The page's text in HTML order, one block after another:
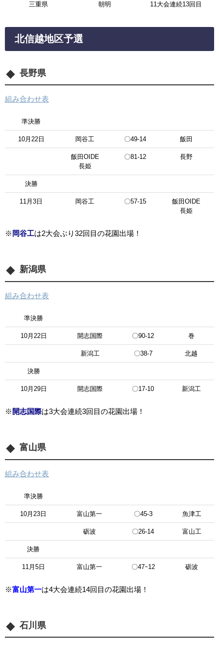
三重県 朝明 11大会連続13回目
北信越地区予選
長野県
組み合わせ表
準決勝
10月22日 岡谷工 〇49-14 飯田
飯田OIDE
長姫
〇81-12 長野
決勝
11月3日 岡谷工 〇57-15
飯田OIDE
長姫
※ 岡谷工は2大会ぶり32回目の花園出場！
新潟県
組み合わせ表
準決勝
10月22日 開志国際 〇90-12 巻
新潟工 〇38-7 北越
決勝
10月29日 開志国際 〇17-10 新潟工
※ 開志国際は3大会連続3回目の花園出場！
富山県
組み合わせ表
準決勝
10月23日 富山第一 〇45-3 魚津工
砺波 〇26-14 富山工
決勝
11月5日 富山第一 〇47ｰ12 砺波
※富山第一は4大会連続14回目の花園出場！
石川県